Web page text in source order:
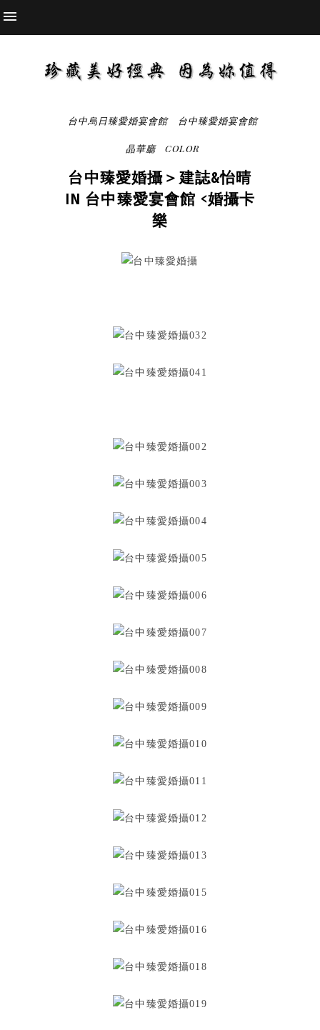
台中烏日臻愛婚宴會館 台中臻愛婚宴會館
晶華廳 COLOR
台中臻愛婚攝＞建誌&怡晴
IN 台中臻愛宴會館 <婚攝卡
樂